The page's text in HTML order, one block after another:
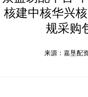
核建中核华兴
规采购
来源：嘉垦配